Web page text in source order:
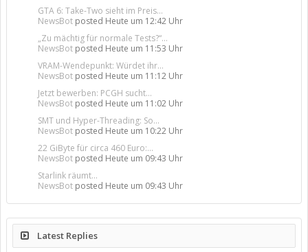
GTA 6: Take-Two sieht im Preis...
NewsBot posted Heute um 12:42 Uhr
„Zu mächtig für normale Tests?“...
NewsBot posted Heute um 11:53 Uhr
VRAM-Wendepunkt: Würdet ihr...
NewsBot posted Heute um 11:12 Uhr
Jetzt bewerben: PCGH sucht...
NewsBot posted Heute um 11:02 Uhr
SMT und Hyper-Threading: So...
NewsBot posted Heute um 10:22 Uhr
22 GiByte für circa 460 Euro:...
NewsBot posted Heute um 09:43 Uhr
Starlink räumt...
NewsBot posted Heute um 09:43 Uhr
Latest Replies